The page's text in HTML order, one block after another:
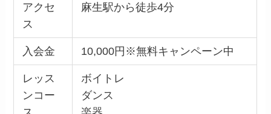
アクセ
ス
麻生駅から徒歩4分
入会金 10,000円※無料キャンペーン中
レッス
ンコー
ボイトレ
ダンス